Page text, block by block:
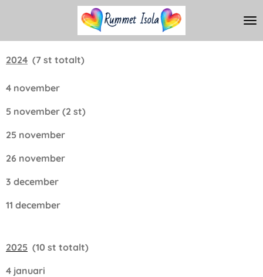
huvudinnehållet
2024 (7 st totalt)
4 november
5 november (2 st)
25 november
26 november
3 december
11 december
2025 (10 st totalt)
4 januari